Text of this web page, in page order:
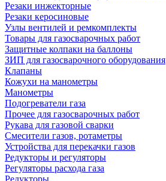
Резаки инжекторные
Резаки керосиновые
Узлы вентилей и ремкомплекты
Товары для газосварочных работ
Защитные колпаки на баллоны
ЗИП для газосварочного оборудования
Клапаны
Кожухи на манометры
Манометры
Подогреватели газа
Прочее для газосварочных работ
Рукава для газовой сварки
Смесители газов, ротаметры
Устройства для перекачки газов
Редукторы и регуляторы
Регуляторы расхода газа
Редукторы